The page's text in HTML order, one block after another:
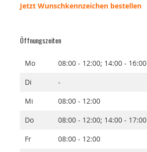
Jetzt Wunschkennzeichen bestellen
Öffnungszeiten
Mo
08:00 - 12:00; 14:00 - 16:00
Di
-
Mi
08:00 - 12:00
Do
08:00 - 12:00; 14:00 - 17:00
Fr
08:00 - 12:00